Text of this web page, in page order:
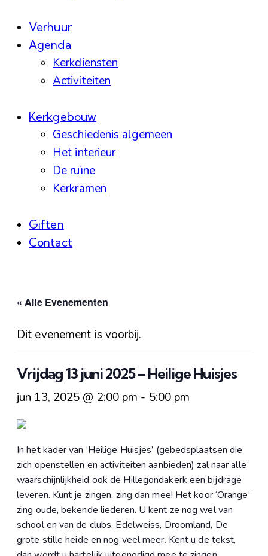
Verhuur
Agenda
Kerkdiensten
Activiteiten
Kerkgebouw
Geschiedenis algemeen
Het interieur
De ruïne
Kerkramen
Giften
Contact
« Alle Evenementen
Dit evenement is voorbij.
Vrijdag 13 juni 2025 – Heilige Huisjes
jun 13, 2025 @ 2:00 pm - 5:00 pm
In het kader van ‘Heilige Huisjes’ (gebedsplaatsen die
zich openstellen en activiteiten aanbieden) zal naar alle
waarschijnlijkheid ook de Hillegondakerk een bijdrage
leveren. Kunt je zingen, zing dan mee! Het koor ‘Orange’
zing oude, bekende liederen. U kent ze nog wel van
school en van de clubs. Edelweiss, Droomland, De
grote stille heide en nog veel meer. Kent u de tekst,